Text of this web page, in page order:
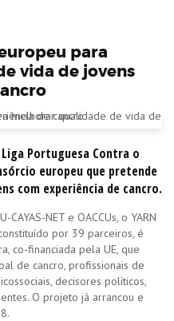
para
vida de jovens
Portuguesa Contra o
europeu que pretende
com experiência de cancro.
NET e OACCUs, o YARN
por 39 parceiros, é
co-financiada pela UE, que
de cancro, profissionais de
decisores políticos,
O projeto já arrancou e